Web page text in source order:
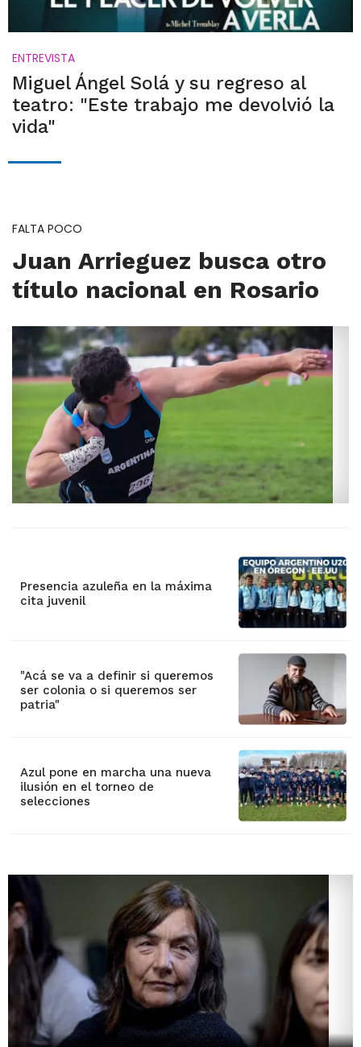
ENTREVISTA
Miguel Ángel Solá y su regreso al
teatro: "Este trabajo me devolvió la
vida"
FALTA POCO
Juan Arrieguez busca otro
título nacional en Rosario
Presencia azuleña en la máxima
cita juvenil
"Acá se va a definir si queremos
ser colonia o si queremos ser
patria"
Azul pone en marcha una nueva
ilusión en el torneo de
selecciones